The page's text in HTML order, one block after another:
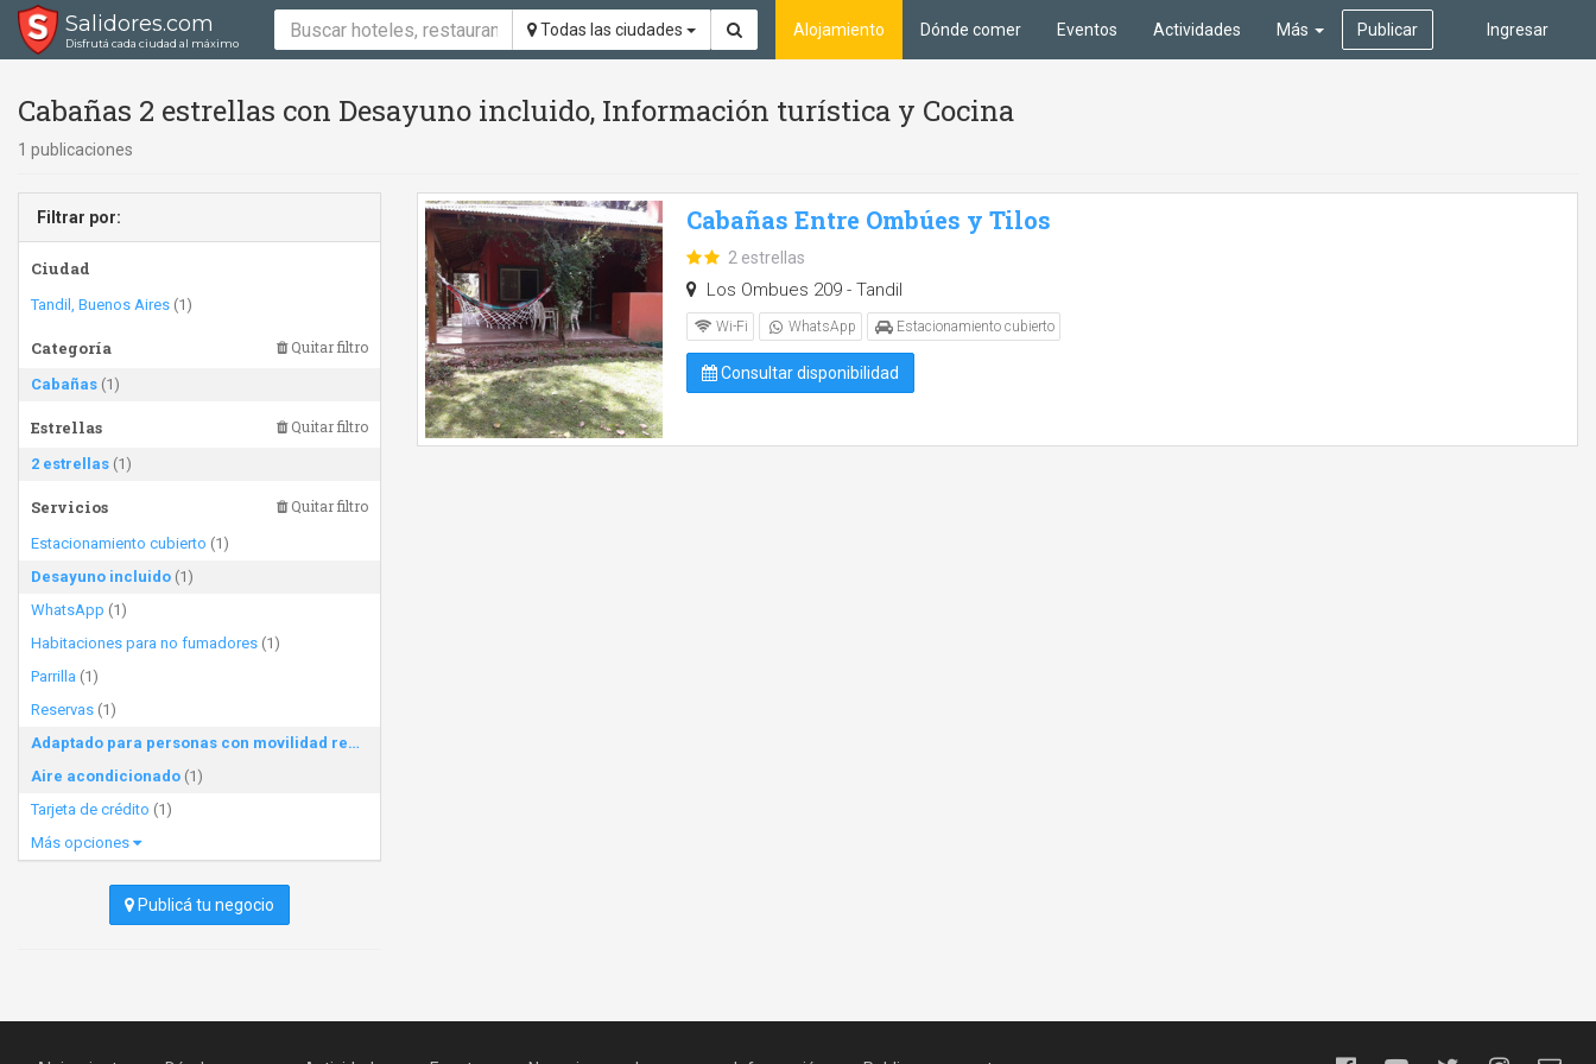
Salidores.com
Disfrutá cada ciudad al máximo
Todas las ciudades Ingresar
Alojamiento Dónde comer Eventos Actividades Más Publicar
Cabañas 2 estrellas con Desayuno incluido, Información turística y Cocina
1 publicaciones
Filtrar por:
Ciudad
Tandil, Buenos Aires (1)
Categoría Quitar filtro
Cabañas (1)
Estrellas Quitar filtro
2 estrellas (1)
Servicios Quitar filtro
Estacionamiento cubierto (1)
Desayuno incluido (1)
WhatsApp (1)
Habitaciones para no fumadores (1)
Parrilla (1)
Reservas (1)
Adaptado para personas con movilidad reducida
Aire acondicionado (1)
Tarjeta de crédito (1)
Más opciones
Publicá tu negocio
Cabañas Entre Ombúes y Tilos
2 estrellas
Los Ombues 209 - Tandil
Wi-Fi WhatsApp Estacionamiento cubierto
Consultar disponibilidad